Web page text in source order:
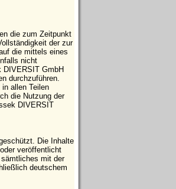
die zum Zeitpunkt
der zur
die mittels eines
nicht
DIVERSIT GmbH
durchzuführen.
allen Teilen
die Nutzung der
DIVERSIT
Die Inhalte
veröffentlicht
mit der
deutschem